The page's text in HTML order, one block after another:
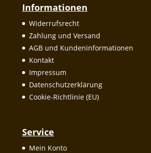
Informationen
Widerrufsrecht
Zahlung und Versand
AGB und Kundeninformationen
Kontakt
Impressum
Datenschutzerklärung
Cookie-Richtlinie (EU)
Service
Mein Konto